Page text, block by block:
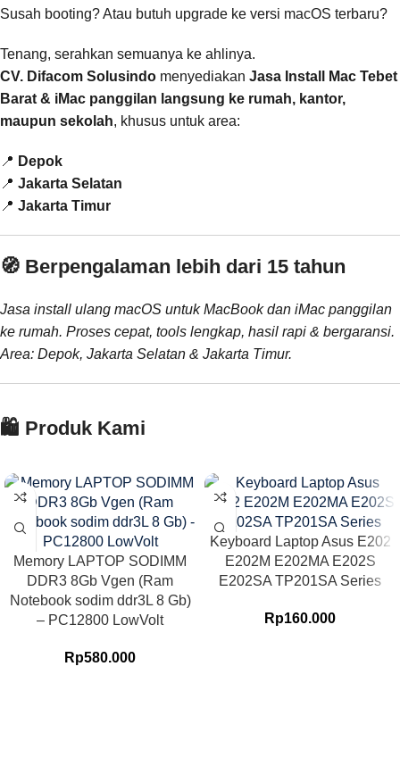
Susah booting? Atau butuh upgrade ke versi macOS terbaru?
Tenang, serahkan semuanya ke ahlinya.
CV. Difacom Solusindo menyediakan Jasa Install Mac Tebet
Barat & iMac panggilan langsung ke rumah, kantor,
maupun sekolah, khusus untuk area:
📍 Depok
📍 Jakarta Selatan
📍 Jakarta Timur
🧭 Berpengalaman lebih dari 15 tahun
Jasa install ulang macOS untuk MacBook dan iMac panggilan
ke rumah. Proses cepat, tools lengkap, hasil rapi & bergaransi.
Area: Depok, Jakarta Selatan & Jakarta Timur.
🛍️ Produk Kami
Memory LAPTOP SODIMM
DDR3 8Gb Vgen (Ram
Notebook sodim ddr3L 8 Gb)
– PC12800 LowVolt
Rp580.000
Keyboard Laptop Asus E202
E202M E202MA E202S
E202SA TP201SA Series
Rp160.000